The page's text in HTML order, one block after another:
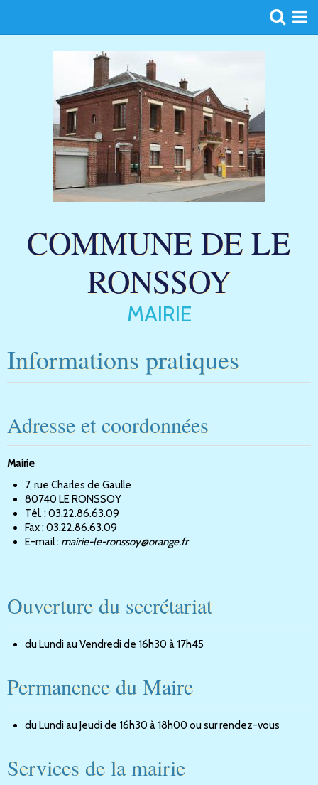
Page d'accueil
COMMUNE DE LE
RONSSOY
MAIRIE
Informations pratiques
Adresse et coordonnées
Mairie
7, rue Charles de Gaulle
80740 LE RONSSOY
Tél. : 03.22.86.63.09
Fax : 03.22.86.63.09
E-mail : mairie-le-ronssoy@orange.fr
Ouverture du secrétariat
du Lundi au Vendredi de 16h30 à 17h45
Permanence du Maire
du Lundi au Jeudi de 16h30 à 18h00 ou sur rendez-vous
Services de la mairie